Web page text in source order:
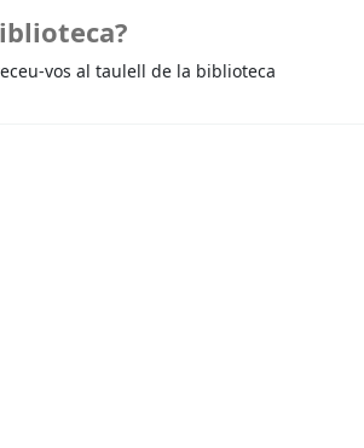
vos al taulell de la biblioteca